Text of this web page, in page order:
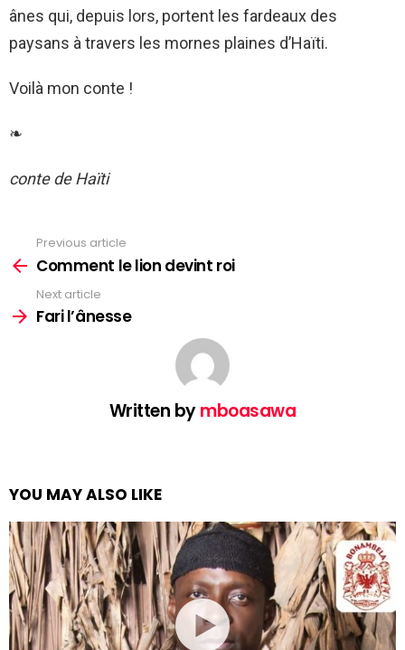
ânes qui, depuis lors, portent les fardeaux des
paysans à travers les mornes plaines d’Haïti.
Voilà mon conte !
❧
conte de Haïti
more
Previous article
Comment le lion devint roi
Next article
Fari l’ânesse
Written bymboasawa
YOU MAY ALSO LIKE